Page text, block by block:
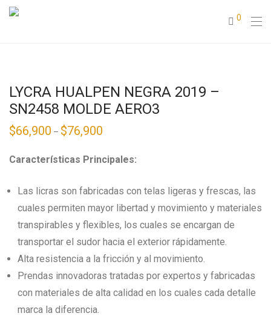
0
LYCRA HUALPEN NEGRA 2019 –
SN2458 MOLDE AERO3
$66,900 – $76,900
Características Principales:
Las licras son fabricadas con telas ligeras y frescas, las
cuales permiten mayor libertad y movimiento y materiales
transpirables y flexibles, los cuales se encargan de
transportar el sudor hacia el exterior rápidamente.
Alta resistencia a la fricción y al movimiento.
Prendas innovadoras tratadas por expertos y fabricadas
con materiales de alta calidad en los cuales cada detalle
marca la diferencia.